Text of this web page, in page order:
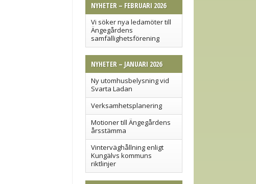
NYHETER – FEBRUARI 2026
Vi söker nya ledamöter till
Ängegårdens
samfällighetsförening
NYHETER – JANUARI 2026
Ny utomhusbelysning vid
Svarta Ladan
Verksamhetsplanering
Motioner till Ängegårdens
årsstämma
Vinterväghållning enligt
Kungälvs kommuns
riktlinjer